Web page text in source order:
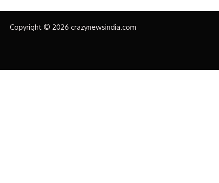
Copyright © 2026 crazynewsindia.com